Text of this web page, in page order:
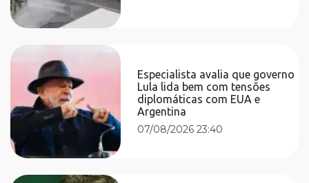
Especialista avalia que governo
Lula lida bem com tensões
diplomáticas com EUA e
Argentina
07/08/2026 23:40